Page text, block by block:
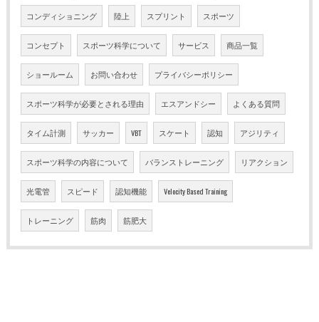
コンディショニング 陸上 スプリント スポーツ
コンセプト スポーツ科学について サービス 商品一覧
ショールーム お問い合わせ プライバシーポリシー
スポーツ科学が必要とされる理由 エスアンドシー よくある質問
タイム計測 サッカー VBT スケート 認知 アジリティ
スポーツ科学の内容について バランストレーニング リアクション
光電管 スピード 認知機能 Velocity Based Training
トレーニング 筋肉 筋肥大